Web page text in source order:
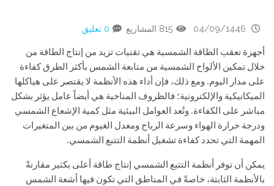
815 المشاريع 0 تعليق
أجهزة تعقب الطاقة الشمسية هي تقنيات تزيد من إنتاج الطاقة من
خلال تمكين الألواح الشمسية من متابعة الشمس بأكثر الطرق كفاءة
على مدار اليوم. ومع ذلك، فإن أداء هذه الأنظمة لا يقتصر على هياكلها
الميكانيكية والإلكترونية؛ فالظروف المناخية هي أيضاً عامل يؤثر بشكل
مباشر على الكفاءة. وتُعد العوامل البيئية مثل كمية الإشعاع الشمسي
ودرجة حرارة الهواء وسرعة الرياح ومعدل الغيوم من بين المتغيرات
المهمة التي تحدد كفاءة تشغيل أنظمة التتبع الشمسي.
يمكن أن توفر أنظمة التتبع الشمسي إنتاج طاقة أعلى بكثير مقارنةً
بالأنظمة الثابتة، خاصةً في المناطق التي تكون فيها أشعة الشمس